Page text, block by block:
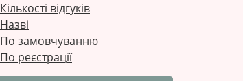
Кількості відгуків
Назві
По замовчуванню
По реєстрації